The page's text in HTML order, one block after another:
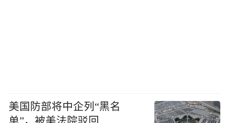
美国防部将中企列“黑名